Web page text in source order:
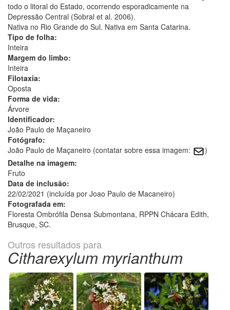
todo o litoral do Estado, ocorrendo esporadicamente na
Depressão Central (Sobral et al. 2006).
Nativa no Rio Grande do Sul. Nativa em Santa Catarina.
Tipo de folha:
Inteira
Margem do limbo:
Inteira
Filotaxia:
Oposta
Forma de vida:
Árvore
Identificador:
João Paulo de Maçaneiro
Fotógrafo:
João Paulo de Maçaneiro (contatar sobre essa imagem:
)
Detalhe na imagem:
Fruto
Data de inclusão:
22/02/2021 (incluída por Joao Paulo de Macaneiro)
Fotografada em:
Floresta Ombrófila Densa Submontana, RPPN Chácara Edith,
Brusque, SC.
Outros resultados para
Citharexylum myrianthum